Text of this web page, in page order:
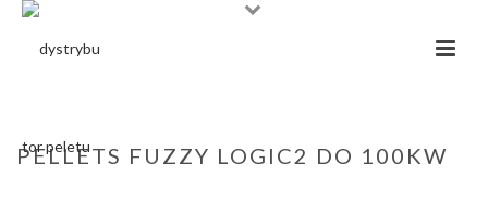
PELLETS FUZZY LOGIC2 DO 100KW